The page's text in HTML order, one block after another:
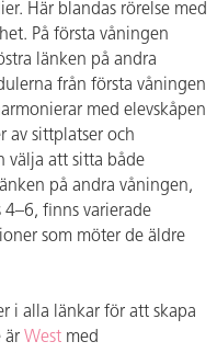
Här blandas rörelse med
På första våningen
länken på andra
från första våningen
med elevskåpen
av sittplatser och
välja att sitta både
på andra våningen,
finns varierade
som möter de äldre
i alla länkar för att skapa
är West med